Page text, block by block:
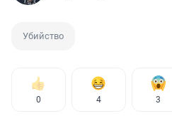
Убийство
0 4 3